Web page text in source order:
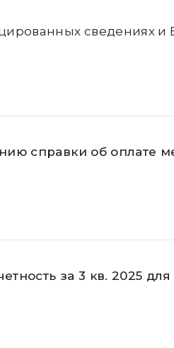
сведениях и
справки об оплате
за 3 кв. 2025 для